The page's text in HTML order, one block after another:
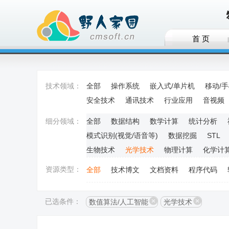
首 页
技术领域： 全部 操作系统 嵌入式/单片机 移动/
安全技术
通讯技术 行业应用 音视频
细分领域： 全部 数据结构 数学计算 统计分析
模式识别(视觉/语音等)
数据挖掘 STL
生物技术
光学技术 物理计算 化学计
资源类型： 全部 技术博文 文档资料 程序代码
已选条件： 数值算法/人工智能 光学技术